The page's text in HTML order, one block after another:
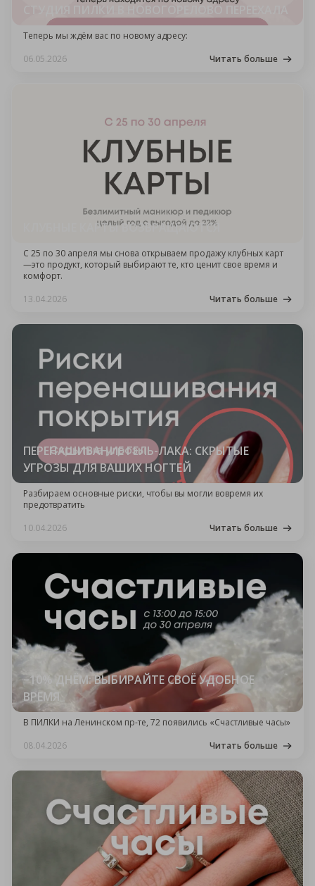
Теперь мы ждём вас по новому адресу:
06.05.2026
Читать больше
КЛУБНЫЕ КАРТЫ ВОЗВРАЩАЮТСЯ
С 25 по 30 апреля мы снова открываем продажу клубных карт
—это продукт, который выбирают те, кто ценит свое время и
комфорт.
13.04.2026
Читать больше
ПЕРЕНАШИВАНИЕ ГЕЛЬ-ЛАКА: СКРЫТЫЕ
УГРОЗЫ ДЛЯ ВАШИХ НОГТЕЙ
Разбираем основные риски, чтобы вы могли вовремя их
предотвратить
10.04.2026
Читать больше
−10% ДНЁМ: ВЫБИРАЙТЕ СВОЁ УДОБНОЕ
ВРЕМЯ
В ПИЛКИ на Ленинском пр-те, 72 появились «Счастливые часы»
08.04.2026
Читать больше